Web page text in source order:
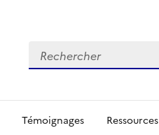
Rechercher
Témoignages Ressources